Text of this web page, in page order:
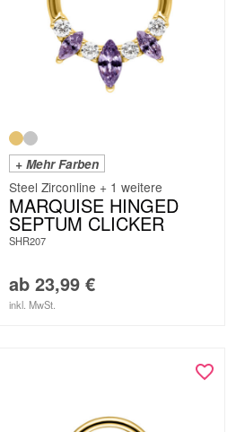
+ Mehr Farben
Steel Zirconline + 1 weitere
MARQUISE HINGED
SEPTUM CLICKER
SHR207
ab 23,99 €
inkl. MwSt.